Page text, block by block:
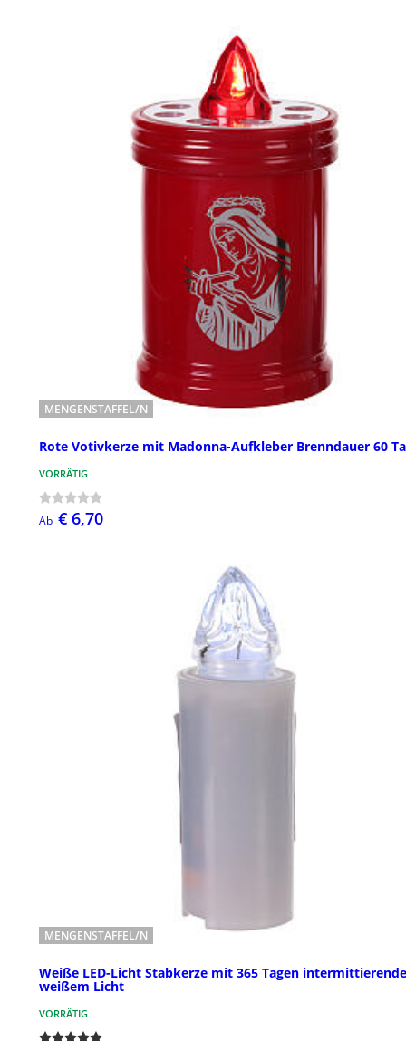
MENGENSTAFFEL/N
Rote Votivkerze mit Madonna-Aufkleber Brenndauer 60
VORRÄTIG
Ab € 6,70
MENGENSTAFFEL/N
Weiße LED-Licht Stabkerze mit 365 Tagen
weißem Licht
VORRÄTIG